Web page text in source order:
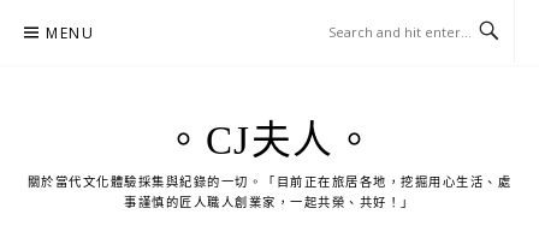
MENU
。CJ夫人。
關於當代文化體驗採集與紀錄的一切。「目前正在旅居各地，挖掘用心生活、處
事謹慎的匠人職人創業家，一起共榮、共好！」